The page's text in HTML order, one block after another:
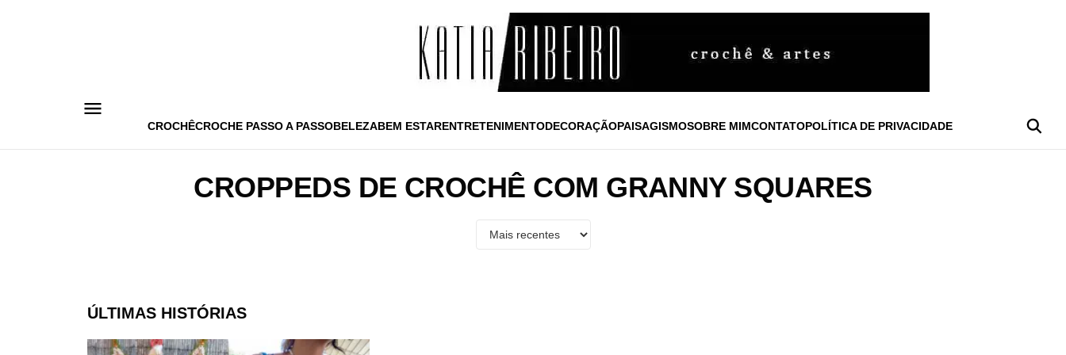
CROCHÊCROCHE PASSO A PASSOBELEZABEM ESTARENTRETENIMENTODECORAÇÃOPAISAGISMOSOBRE MIMCONTATOPOLÍTICA DE PRIVACIDADE
CROPPEDS DE CROCHÊ COM GRANNY SQUARES
ÚLTIMAS HISTÓRIAS